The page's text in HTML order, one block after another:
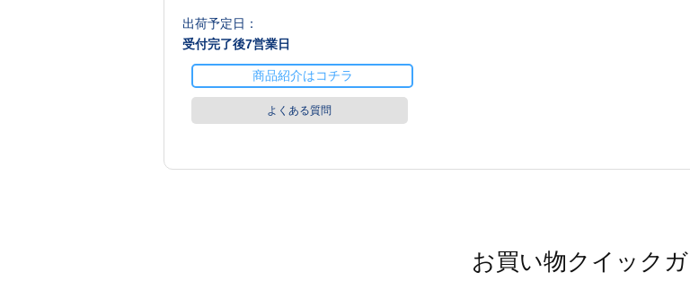
出荷予定日：
受付完了後7営業日
商品紹介はコチラ
よくある質問
お買い物クイック